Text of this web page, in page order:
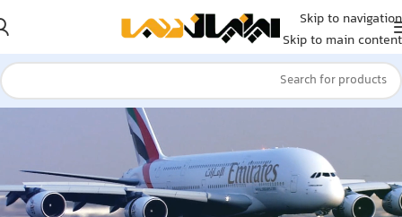
Skip to navigation
Skip to main content